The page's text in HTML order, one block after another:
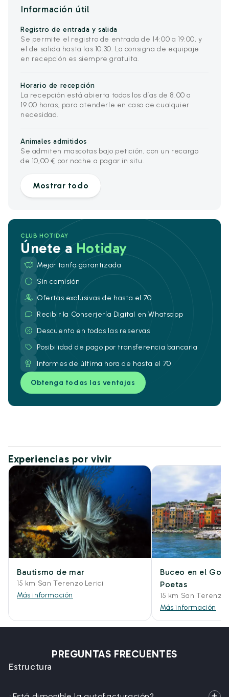
Información útil
Registro de entrada y salida
Se permite el registro de entrada de 14:00 a 19:00, y
el de salida hasta las 10:30. La consigna de equipaje
en recepción es siempre gratuita.
Horario de recepción
La recepción está abierta todos los días de 8.00 a
19.00 horas, para atenderle en caso de cualquier
necesidad.
Animales admitidos
Se admiten mascotas bajo petición, con un recargo
de 10,00 € por noche a pagar in situ.
Mostrar todo
CLUB HOTIDAY
Únete aHotiday
Mejor tarifa garantizada
Sin comisión
Ofertas exclusivas de hasta el 70
Recibir la Conserjería Digital en Whatsapp
Descuento en todas las reservas
Posibilidad de pago por transferencia bancaria
Informes de última hora de hasta el 70
Obtenga todas las ventajas
Experiencias por vivir
Bautismo de mar
15 km San Terenzo Lerici
Más información
Buceo en el
Poetas
15 km San Terenzo
Más información
PREGUNTAS FRECUENTES
Estructura